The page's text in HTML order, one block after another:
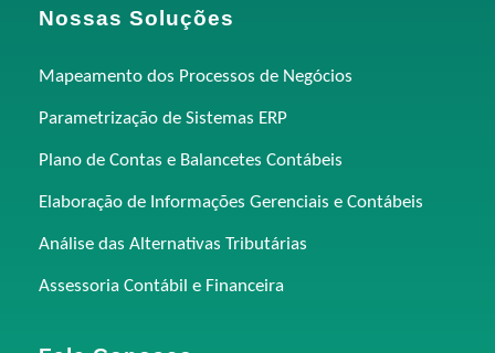
Nossas Soluções
Mapeamento dos Processos de Negócios
Parametrização de Sistemas ERP
Plano de Contas e Balancetes Contábeis
Elaboração de Informações Gerenciais e Contábeis
Análise das Alternativas Tributárias
Assessoria Contábil e Financeira